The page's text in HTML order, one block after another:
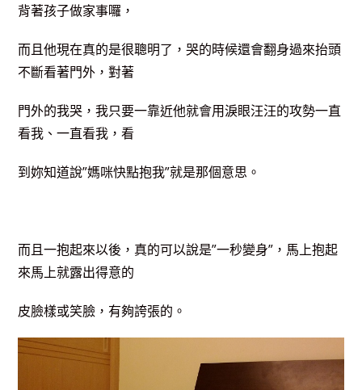
背著孩子做家事囉，
而且他現在真的是很聰明了，哭的時候還會翻身過來抬頭
不斷看著門外，對著
門外的我哭，我只要一靠近他就會用淚眼汪汪的攻勢一直
看我、一直看我，看
到妳知道說”媽咪快點抱我”就是那個意思。
而且一抱起來以後，真的可以說是”一秒變身”，馬上抱起
來馬上就露出得意的
皮臉樣或笑臉，有夠誇張的。